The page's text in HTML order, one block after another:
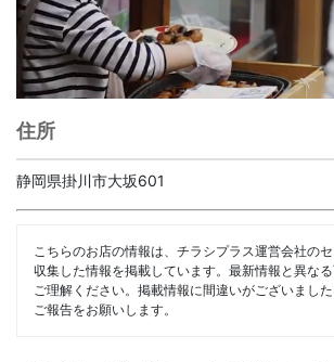
住所
静岡県掛川市大坂601
こちらのお店の情報は、チラシプラス運営会社の
収集した情報を掲載しています。最新情報と異な
ご理解ください。掲載情報に間違いがございまし
ご報告をお願いします。